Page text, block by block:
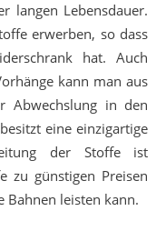
langen Lebensdauer.
erwerben, so dass
hat. Auch
kann man aus
Abwechslung in den
eine einzigartige
der Stoffe ist
zu günstigen Preisen
Bahnen leisten kann.